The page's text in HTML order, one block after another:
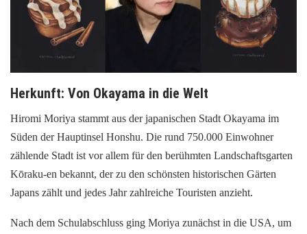
Herkunft: Von Okayama in die Welt
Hiromi Moriya stammt aus der japanischen Stadt Okayama im
Süden der Hauptinsel Honshu. Die rund 750.000 Einwohner
zählende Stadt ist vor allem für den berühmten Landschaftsgarten
Kōraku-en bekannt, der zu den schönsten historischen Gärten
Japans zählt und jedes Jahr zahlreiche Touristen anzieht.
Nach dem Schulabschluss ging Moriya zunächst in die USA, um